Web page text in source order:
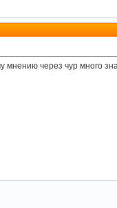
мнению через чур много